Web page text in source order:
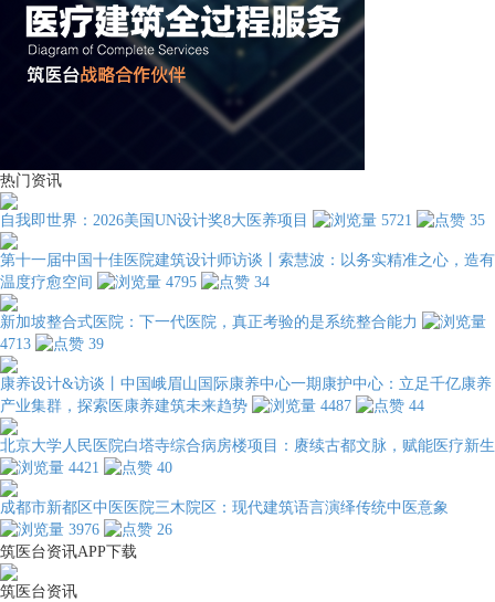
热门资讯
自我即世界：2026美国UN设计奖8大医养项目 5721 35
第十一届中国十佳医院建筑设计师访谈丨索慧波：以务实精准之心，造有
温度疗愈空间
4795 34
新加坡整合式医院：下一代医院，真正考验的是系统整合能力
4713
39
康养设计&访谈丨中国峨眉山国际康养中心一期康护中心：立足千亿康养
产业集群，探索医康养建筑未来趋势
4487 44
北京大学人民医院白塔寺综合病房楼项目：赓续古都文脉，赋能医疗新生
4421
40
成都市新都区中医医院三木院区：现代建筑语言演绎传统中医意象
3976
26
筑医台资讯APP下载
筑医台资讯